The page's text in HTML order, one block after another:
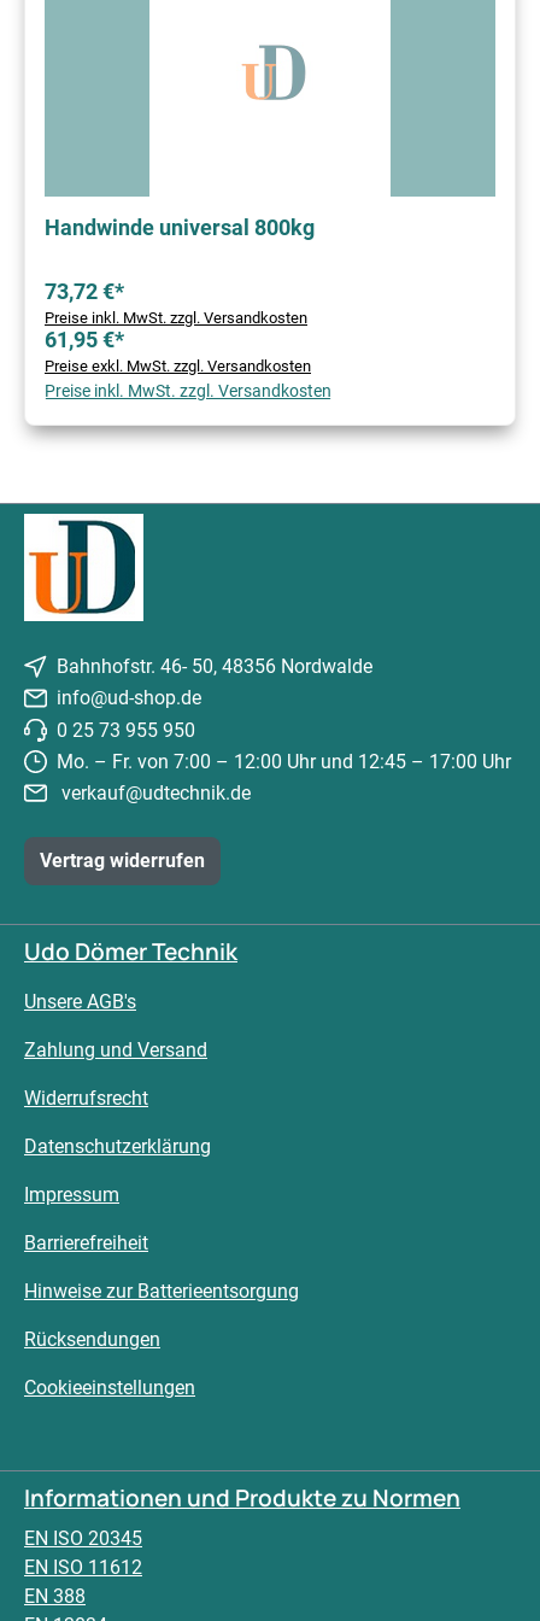
Handwinde universal 800kg
73,72 €*
Preise inkl. MwSt. zzgl. Versandkosten
61,95 €*
Preise exkl. MwSt. zzgl. Versandkosten
Preise inkl. MwSt. zzgl. Versandkosten
Bahnhofstr. 46- 50, 48356 Nordwalde
info@ud-shop.de
0 25 73 955 950
Mo. – Fr. von 7:00 – 12:00 Uhr und 12:45 – 17:00 Uhr
verkauf@udtechnik.de
Vertrag widerrufen
Udo Dömer Technik
Unsere AGB's
Zahlung und Versand
Widerrufsrecht
Datenschutzerklärung
Impressum
Barrierefreiheit
Hinweise zur Batterieentsorgung
Rücksendungen
Cookieeinstellungen
Informationen und Produkte zu Normen
EN ISO 20345
EN ISO 11612
EN 388